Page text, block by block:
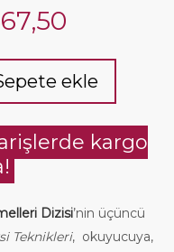
ekle
kargo
Dizisi’nin üçüncü
Teknikleri, okuyucuya,